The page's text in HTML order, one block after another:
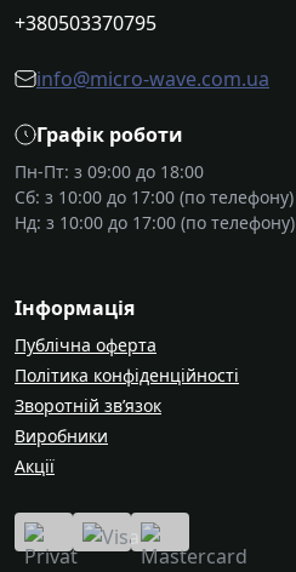
+380503370795
info@micro-wave.com.ua
Графік роботи
Пн-Пт: з 09:00 до 18:00
Сб: з 10:00 до 17:00 (по телефону)
Нд: з 10:00 до 17:00 (по телефону)
Інформація
Публічна оферта
Політика конфіденційності
Зворотній зв’язок
Виробники
Акції